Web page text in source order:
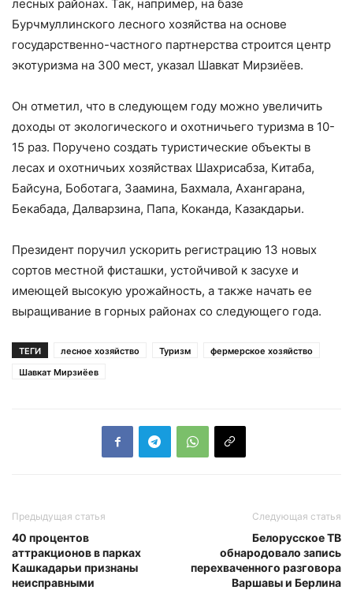
лесных районах. Так, например, на базе
Бурчмуллинского лесного хозяйства на основе
государственно-частного партнерства строится центр
экотуризма на 300 мест, указал Шавкат Мирзиёев.
Он отметил, что в следующем году можно увеличить
доходы от экологического и охотничьего туризма в 10-
15 раз. Поручено создать туристические объекты в
лесах и охотничьих хозяйствах Шахрисабза, Китаба,
Байсуна, Боботага, Заамина, Бахмала, Ахангарана,
Бекабада, Далварзина, Папа, Коканда, Казакдарьи.
Президент поручил ускорить регистрацию 13 новых
сортов местной фисташки, устойчивой к засухе и
имеющей высокую урожайность, а также начать ее
выращивание в горных районах со следующего года.
ТЕГИ лесное хозяйство Туризм
фермерское хозяйство
Шавкат Мирзиёев
Предыдущая статья
40 процентов
аттракционов в парках
Кашкадарьи признаны
неисправными
Следующая статья
Белорусское ТВ
обнародовало запись
перехваченного разговора
Варшавы и Берлина